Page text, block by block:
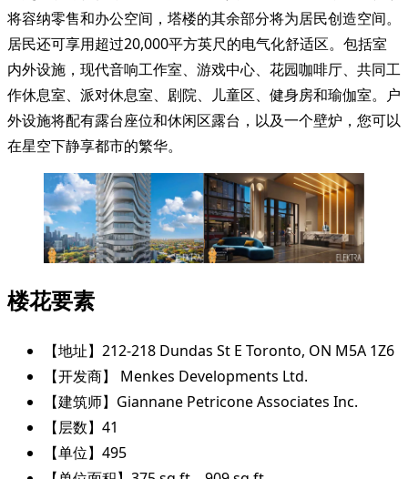
将容纳零售和办公空间，塔楼的其余部分将为居民创造空间。
居民还可享用超过20,000平方英尺的电气化舒适区。包括室
内外设施，现代音响工作室、游戏中心、花园咖啡厅、共同工
作休息室、派对休息室、剧院、儿童区、健身房和瑜伽室。户
外设施将配有露台座位和休闲区露台，以及一个壁炉，您可以
在星空下静享都市的繁华。
楼花要素
【地址】212-218 Dundas St E Toronto, ON M5A 1Z6
【开发商】 Menkes Developments Ltd.
【建筑师】Giannane Petricone Associates Inc.
【层数】41
【单位】495